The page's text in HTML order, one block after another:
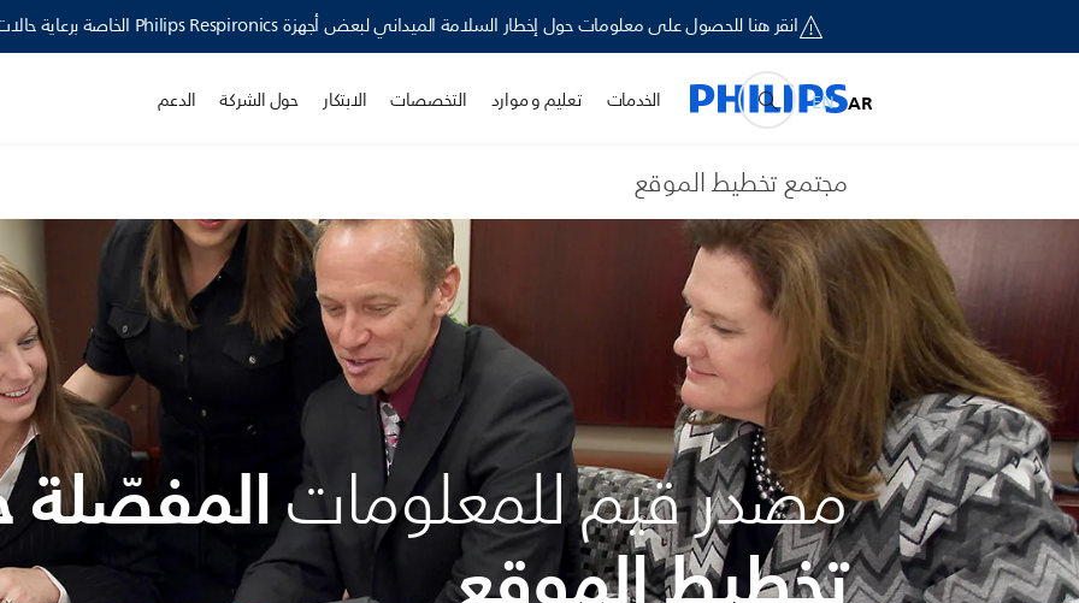
انقر هنا للحصول على معلومات حول إخطار السلامة الميداني لبعض أجهزة Philips Respironics الخاصة برعاية حالات اضطرابات النوم وأجهزة العناية التنفسية ›
الخدمات تعليم و موارد التخصصات الابتكار حول الشركة الدعم AR
EN
مجتمع تخطيط الموقع
مصدر قيم للمعلومات